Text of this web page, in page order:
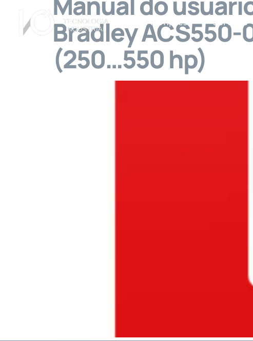
A Empresa Serviços
Bradley ACS550-
(250…550 hp)